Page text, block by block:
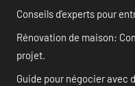
Conseils d’experts pour
Rénovation de maison:
projet.
Guide pour négocier avec